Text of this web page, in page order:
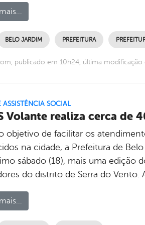
BELO JARDIM PREFEITURA
publicado em 10h24, última
ASSISTÊNCIA SOCIAL
Volante realiza cerca de
objetivo de facilitar os
na cidade, a Prefeitura de
sábado (18), mais uma edição
do distrito de Serra do Vento.